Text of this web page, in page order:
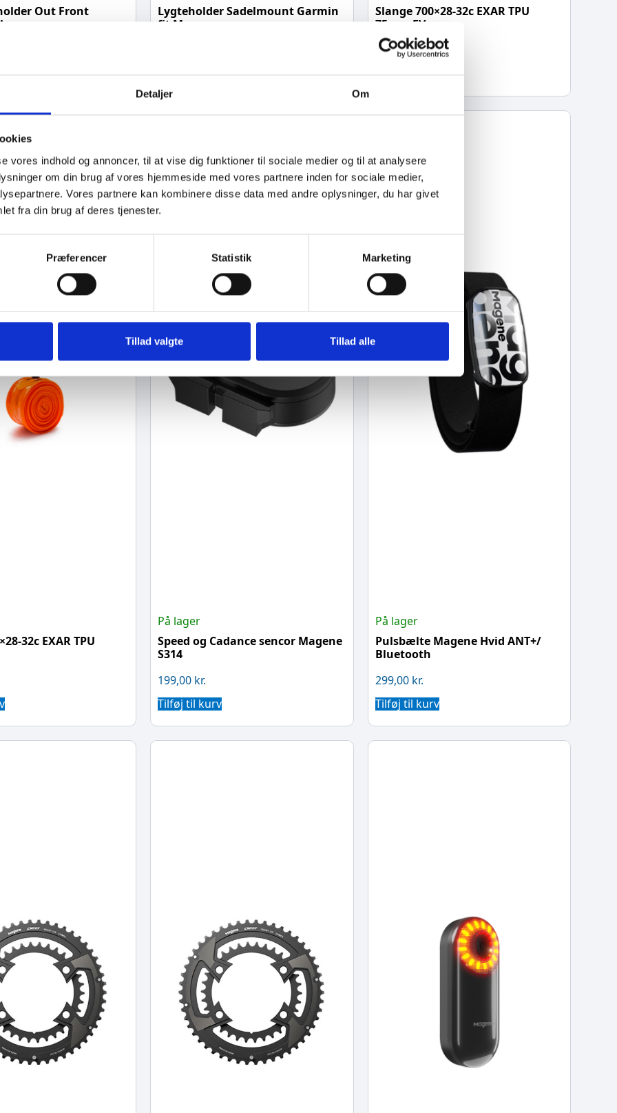
Detaljer Om
vores indhold og annoncer, til at vise dig funktioner til sociale medier og til at analysere
om din brug af vores hjemmeside med vores partnere inden for sociale medier,
Vores partnere kan kombinere disse data med andre oplysninger, du har givet
fra din brug af deres tjenester.
Præferencer Statistik Marketing
Tillad valgte Tillad alle
Out Front
Lygteholder Sadelmount Garmin
fit Magene
Tilføj til kurv
Slange 700×28-32c EXAR TPU
75mm FV
139,00kr.
Tilføj til kurv
32c EXAR TPU
På lager
Speed og Cadance sencor Magene
S314
199,00 kr.
Tilføj til kurv
På lager
Pulsbælte Magene Hvid ANT+/
Bluetooth
299,00 kr.
Tilføj til kurv